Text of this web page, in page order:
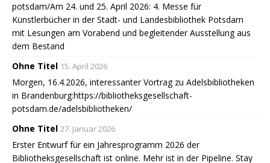
potsdam/Am 24. und 25. April 2026: 4. Messe für
Künstlerbücher in der Stadt- und Landesbibliothek Potsdam
mit Lesungen am Vorabend und begleitender Ausstellung aus
dem Bestand
Ohne Titel 15. April 2026
Morgen, 16.4.2026, interessanter Vortrag zu Adelsbibliotheken
in Brandenburg:https://bibliotheksgesellschaft-
potsdam.de/adelsbibliotheken/
Ohne Titel 27. Januar 2026
Erster Entwurf für ein Jahresprogramm 2026 der
Bibliotheksgesellschaft ist online. Mehr ist in der Pipeline. Stay